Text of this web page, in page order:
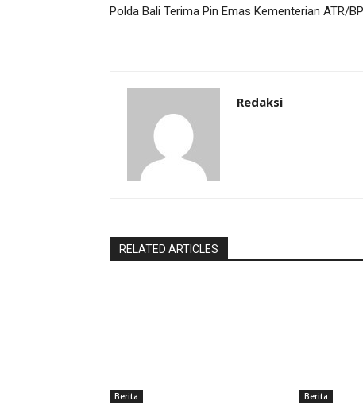
Polda Bali Terima Pin Emas Kementerian ATR/
Redaksi
RELATED ARTICLES
Berita Berita